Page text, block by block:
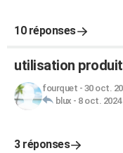
10 réponses
utilisation
fourquet - 30 oct.
blux - 8 oct. 2024
3 réponses